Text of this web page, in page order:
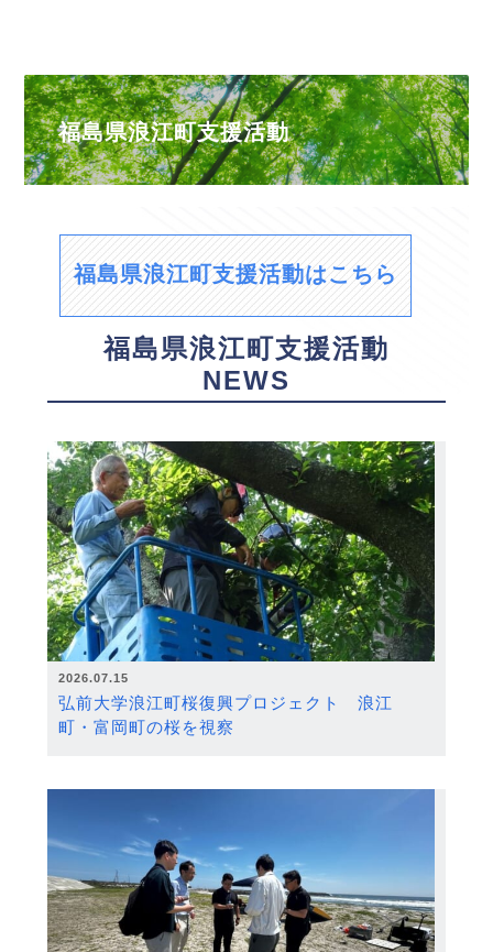
福島県浪江町支援活動
福島県浪江町支援活動はこちら
福島県浪江町支援活動
NEWS
2026.07.15
弘前大学浪江町桜復興プロジェクト 浪江
町・富岡町の桜を視察